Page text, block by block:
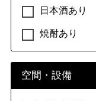
日本酒あり
焼酎あり
空間・設備